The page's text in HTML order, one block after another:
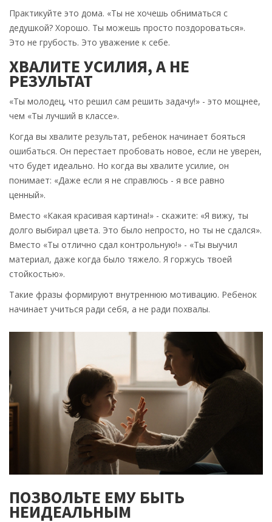
Практикуйте это дома. «Ты не хочешь обниматься с
дедушкой? Хорошо. Ты можешь просто поздороваться».
Это не грубость. Это уважение к себе.
ХВАЛИТЕ УСИЛИЯ, А НЕ
РЕЗУЛЬТАТ
«Ты молодец, что решил сам решить задачу!» - это мощнее,
чем «Ты лучший в классе».
Когда вы хвалите результат, ребенок начинает бояться
ошибаться. Он перестает пробовать новое, если не уверен,
что будет идеально. Но когда вы хвалите усилие, он
понимает: «Даже если я не справлюсь - я все равно
ценный».
Вместо «Какая красивая картина!» - скажите: «Я вижу, ты
долго выбирал цвета. Это было непросто, но ты не сдался».
Вместо «Ты отлично сдал контрольную!» - «Ты выучил
материал, даже когда было тяжело. Я горжусь твоей
стойкостью».
Такие фразы формируют внутреннюю мотивацию. Ребенок
начинает учиться ради себя, а не ради похвалы.
ПОЗВОЛЬТЕ ЕМУ БЫТЬ
НЕИДЕАЛЬНЫМ